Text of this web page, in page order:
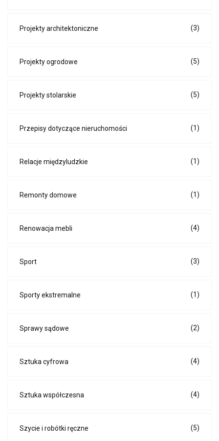
Projekty architektoniczne (3)
Projekty ogrodowe (5)
Projekty stolarskie (5)
Przepisy dotyczące nieruchomości (1)
Relacje międzyludzkie (1)
Remonty domowe (1)
Renowacja mebli (4)
Sport (3)
Sporty ekstremalne (1)
Sprawy sądowe (2)
Sztuka cyfrowa (4)
Sztuka współczesna (4)
Szycie i robótki ręczne (5)